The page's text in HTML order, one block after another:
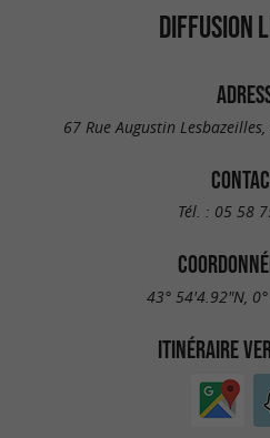
DIFFUSION
67 Rue Augustin
Tél. : 05 58
43° 54'4.92"N,
ITINÉRAIRE